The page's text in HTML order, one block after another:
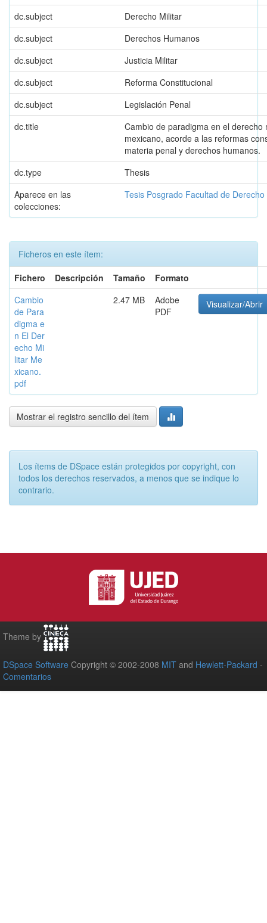
dc.subject
Derecho Militar
dc.subject
Derechos Humanos
dc.subject
Justicia Militar
dc.subject
Reforma Constitucional
dc.subject
Legislación Penal
dc.title
Cambio de paradigma en el derecho
mexicano, acorde a las reformas
materia penal y derechos humanos.
dc.type
Thesis
Aparece en las
colecciones:
Tesis Posgrado Facultad de
Ficheros en este ítem:
Fichero
Descripción Tamaño
Formato
Cambio
de Para
digma e
n El Der
echo Mi
litar Me
xicano.
pdf
2.47 MB
Adobe
PDF
Visualizar/Abrir
Mostrar el registro sencillo del ítem
Los ítems de DSpace están protegidos por copyright, con
todos los derechos reservados, a menos que se indique lo
contrario.
Theme by
DSpace Software Copyright © 2002-2008 MIT and Hewlett-Packard -
Comentarios